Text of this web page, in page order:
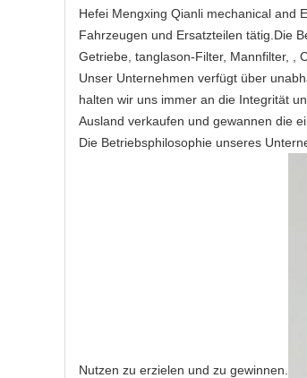
Hefei Mengxing Qianli mechanical and
Fahrzeugen und Ersatzteilen tätig.Die
Getriebe, tanglason-Filter, Mannfilter, ,
Unser Unternehmen verfügt über
halten wir uns immer an die Integrität
Ausland verkaufen und gewannen die
Die Betriebsphilosophie unseres
Nutzen zu erzielen und zu gewinnen.